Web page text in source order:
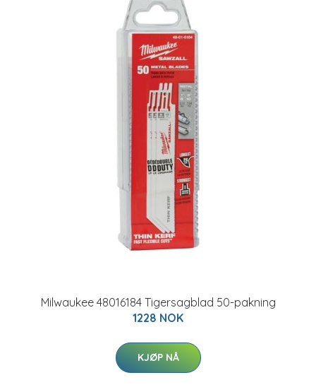
Milwaukee 48016184 Tigersagblad 50-pakning
1228 NOK
KJØP NÅ